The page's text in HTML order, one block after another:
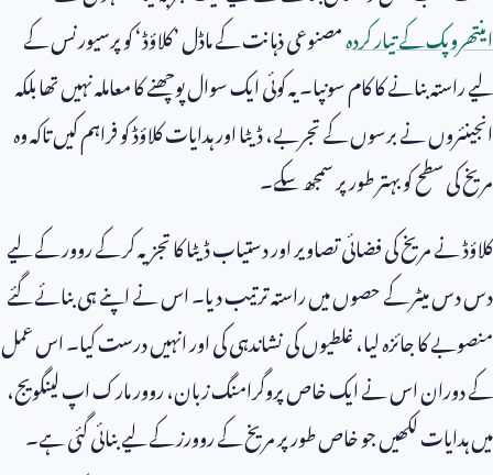
اینتھروپک کے تیار کردہمصنوعی ذہانت کے ماڈل ’کلاؤڈ‘ کو پرسیورنس کے
لیے راستہ بنانے کا کام سونپا۔ یہ کوئی ایک سوال پوچھنے کا معاملہ نہیں تھا بلکہ
انجینئروں نے برسوں کے تجربے، ڈیٹا اور ہدایات کلاؤڈ کو فراہم کیں تاکہ وہ
مریخ کی سطح کو بہتر طور پر سمجھ سکے۔
کلاؤڈ نے مریخ کی فضائی تصاویر اور دستیاب ڈیٹا کا تجزیہ کر کے روور کے لیے
دس دس میٹر کے حصوں میں راستہ ترتیب دیا۔ اس نے اپنے ہی بنائے گئے
منصوبے کا جائزہ لیا، غلطیوں کی نشاندہی کی اور انہیں درست کیا۔ اس عمل
کے دوران اس نے ایک خاص پروگرامنگ زبان، روور مارک اپ لینگویج،
میں ہدایات لکھیں جو خاص طور پر مریخ کے روورز کے لیے بنائی گئی ہے۔